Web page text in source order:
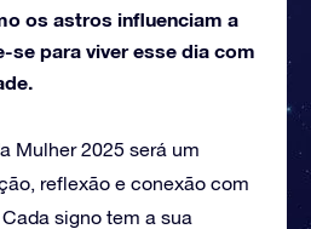
os astros influenciam a
se para viver esse dia com
Mulher 2025 será um
reflexão e conexão com
signo tem a sua